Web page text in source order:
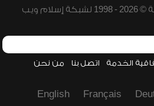
ويب
الخدمة اتصل بنا من نحن
Français
English